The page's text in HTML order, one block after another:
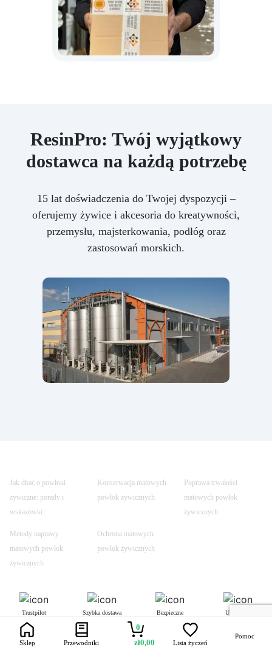
ResinPro: Twój wyjątkowy
dostawca na każdą potrzebę
15 lat doświadczenia do Twojej dyspozycji –
oferujemy żywice i akcesoria do kreatywności,
przemysłu, majsterkowania, podłóg oraz
zastosowań morskich.
Jak dbać o powłoki
żywiczne: porady i
wskazówki
Konserwacja matowych
powłok żywicznych
Poprawa trwałości
matowych powłok
żywicznych
Metody naprawy
matowych powłok
żywicznych
Ochrona matowych
powłok żywicznych
Trustpilot Szybka dostawa
Bezpieczne
Uczynione
Sklep Przewodniki
0
zł0,00 Lista życzeń
Pomoc